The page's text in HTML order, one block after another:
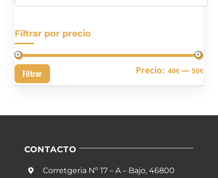
Filtrar por precio
Filtrar Precio: 40€ — 50€
CONTACTO
Corretgeria Nº 17 – A – Bajo, 46800